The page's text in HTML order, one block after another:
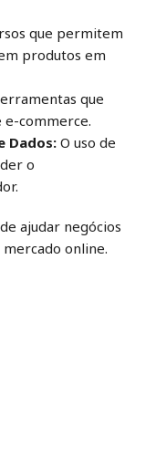
que permitem
produtos em
que
commerce.
Dados: O uso de
o
ajudar negócios
online.